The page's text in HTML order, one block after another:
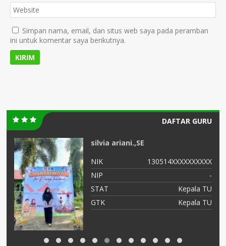
Simpan nama, email, dan situs web saya pada peramban
ini untuk komentar saya berikutnya.
DAFTAR GURU
silvia ariani.,SE
NIK
130514XXXXXXXXXX
NIP
-
STAT
Kepala TU
GTK
Kepala TU